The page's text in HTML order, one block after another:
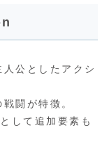
公としたアクシ
闘が特徴。
て追加要素も